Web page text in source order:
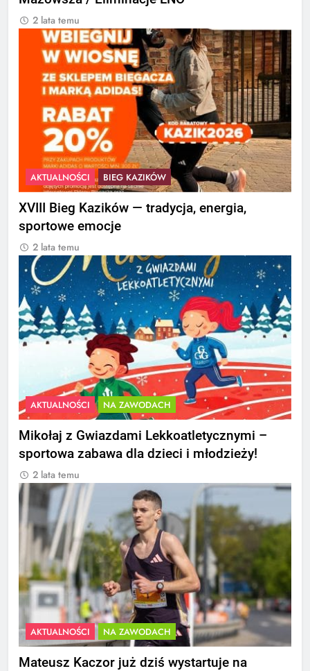
2 lata temu
AKTUALNOŚCI BIEG KAZIKÓW
XVIII Bieg Kazików — tradycja, energia,
sportowe emocje
2 lata temu
AKTUALNOŚCI NA ZAWODACH
Mikołaj z Gwiazdami Lekkoatletycznymi –
sportowa zabawa dla dzieci i młodzieży!
2 lata temu
AKTUALNOŚCI NA ZAWODACH
Mateusz Kaczor już dziś wystartuje na